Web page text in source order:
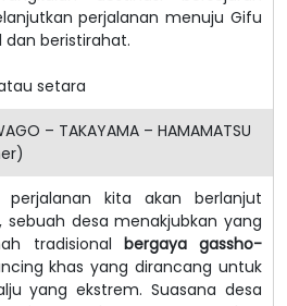
perjalanan menuju Gifu
beristirahat.
setara
– TAKAYAMA – HAMAMATSU
kita akan berlanjut
, sebuah desa menakjubkan yang
tradisional bergaya gassho-
khas yang dirancang untuk
yang ekstrem. Suasana desa